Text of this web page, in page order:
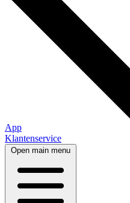
App
Klantenservice
Open main menu